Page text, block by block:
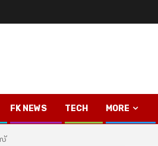
FK NEWS TECH MORE